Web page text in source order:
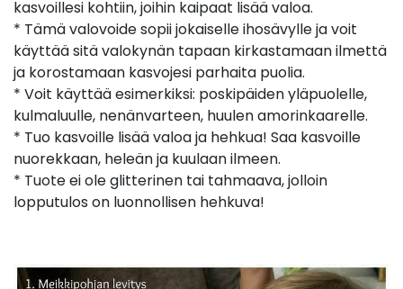
kasvoillesi kohtiin, joihin kaipaat lisää valoa.
* Tämä valovoide sopii jokaiselle ihosävylle ja voit
käyttää sitä valokynän tapaan kirkastamaan ilmettä
ja korostamaan kasvojesi parhaita puolia.
* Voit käyttää esimerkiksi: poskipäiden yläpuolelle,
kulmaluulle, nenänvarteen, huulen amorinkaarelle.
* Tuo kasvoille lisää valoa ja hehkua! Saa kasvoille
nuorekkaan, heleän ja kuulaan ilmeen.
* Tuote ei ole glitterinen tai tahmaava, jolloin
lopputulos on luonnollisen hehkuva!